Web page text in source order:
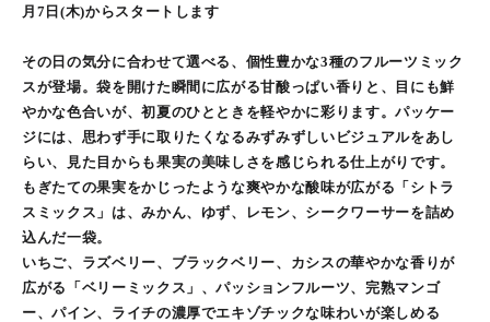
月7日(木)からスタートします
その日の気分に合わせて選べる、個性豊かな3種のフルーツミック
スが登場。袋を開けた瞬間に広がる甘酸っぱい香りと、目にも鮮
やかな色合いが、初夏のひとときを軽やかに彩ります。パッケー
ジには、思わず手に取りたくなるみずみずしいビジュアルをあし
らい、見た目からも果実の美味しさを感じられる仕上がりです。
もぎたての果実をかじったような爽やかな酸味が広がる「シトラ
スミックス」は、みかん、ゆず、レモン、シークワーサーを詰め
込んだ一袋。
いちご、ラズベリー、ブラックベリー、カシスの華やかな香りが
広がる「ベリーミックス」、パッションフルーツ、完熟マンゴ
ー、パイン、ライチの濃厚でエキゾチックな味わいが楽しめる